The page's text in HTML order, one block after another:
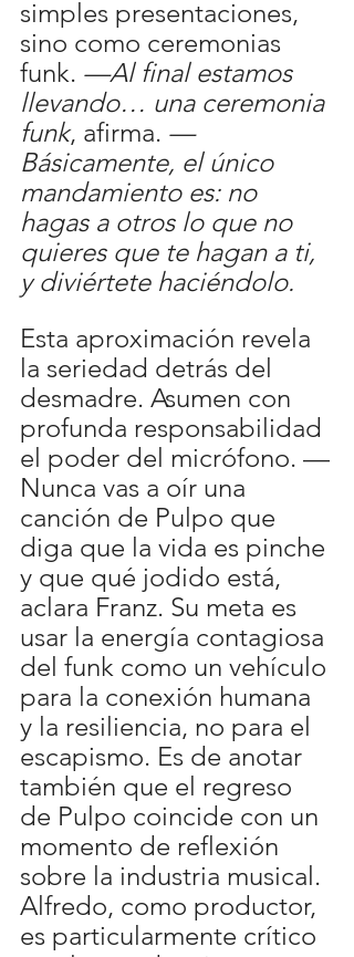
simples presentaciones,
sino como ceremonias
funk. —Al final estamos
llevando… una ceremonia
funk, afirma. —
Básicamente, el único
mandamiento es: no
hagas a otros lo que no
quieres que te hagan a ti,
y diviértete haciéndolo.
Esta aproximación revela
la seriedad detrás del
desmadre. Asumen con
profunda responsabilidad
el poder del micrófono. —
Nunca vas a oír una
canción de Pulpo que
diga que la vida es pinche
y que qué jodido está,
aclara Franz. Su meta es
usar la energía contagiosa
del funk como un vehículo
para la conexión humana
y la resiliencia, no para el
escapismo. Es de anotar
también que el regreso
de Pulpo coincide con un
momento de reflexión
sobre la industria musical.
Alfredo, como productor,
es particularmente crítico